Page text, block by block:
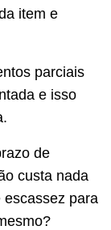
item e
parciais
e isso
de
custa nada
escassez para